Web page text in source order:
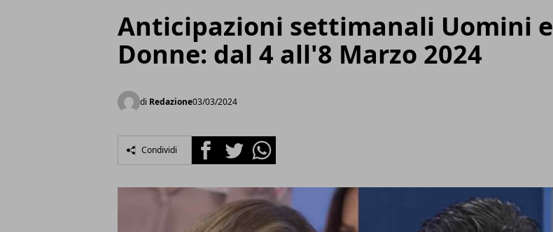
Anticipazioni settimanali Uomini e
Donne: dal 4 all'8 Marzo 2024
di Redazione03/03/2024
Condividi FacebookTwitterWhatsapp